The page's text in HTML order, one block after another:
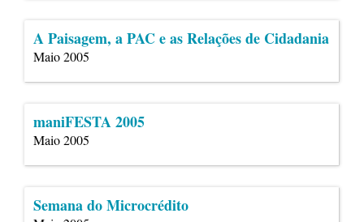
A Paisagem, a PAC e as Relações de Cidadania
Maio 2005
maniFESTA 2005
Maio 2005
Semana do Microcrédito